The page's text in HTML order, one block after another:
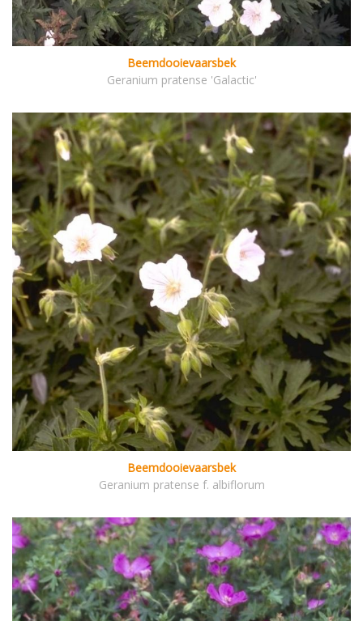
Beemdooievaarsbek
Geranium pratense 'Galactic'
Beemdooievaarsbek
Geranium pratense f. albiflorum